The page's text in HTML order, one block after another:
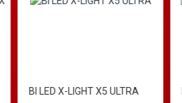
BI LED X-LIGHT X5 ULTRA